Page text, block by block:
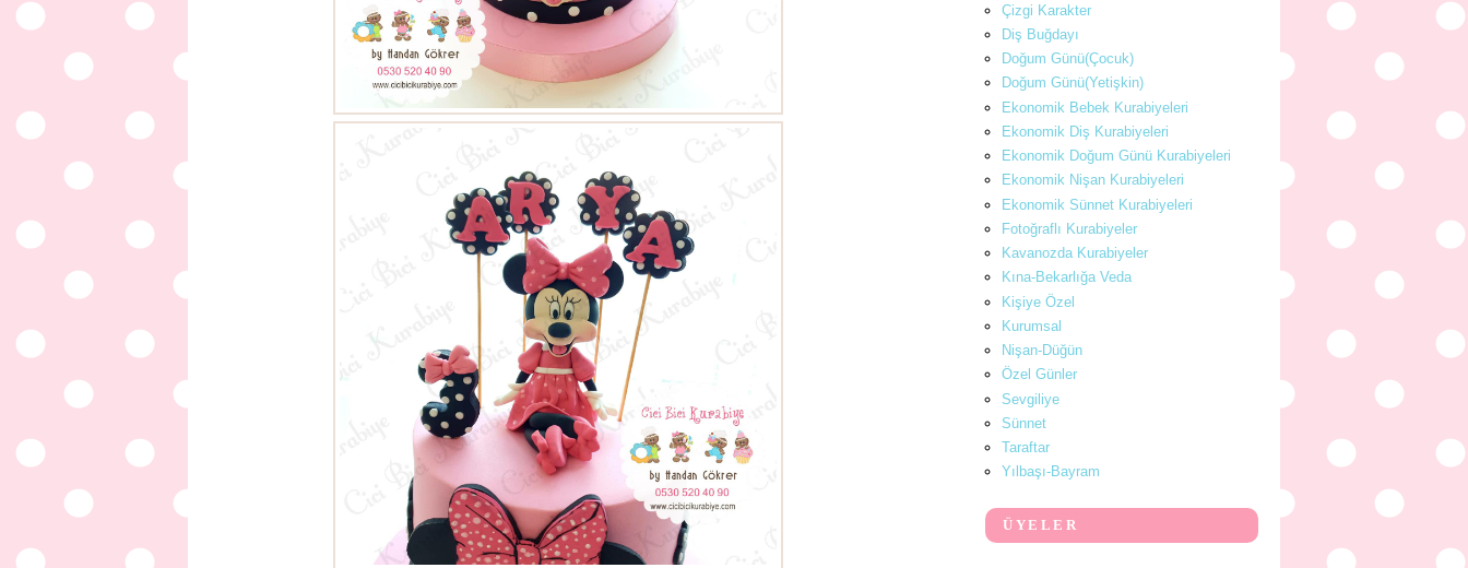
Çizgi Karakter
Diş Buğdayı
Doğum Günü(Çocuk)
Doğum Günü(Yetişkin)
Ekonomik Bebek Kurabiyeleri
Ekonomik Diş Kurabiyeleri
Ekonomik Doğum Günü Kurabiyeleri
Ekonomik Nişan Kurabiyeleri
Ekonomik Sünnet Kurabiyeleri
Fotoğraflı Kurabiyeler
Kavanozda Kurabiyeler
Kına-Bekarlığa Veda
Kişiye Özel
Kurumsal
Nişan-Düğün
Özel Günler
Sevgiliye
Sünnet
Taraftar
Yılbaşı-Bayram
ÜYELER